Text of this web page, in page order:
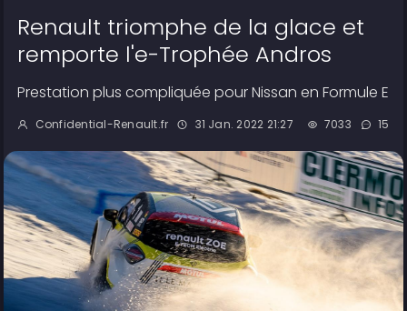
Renault triomphe de la glace et
remporte l'e-Trophée Andros
Prestation plus compliquée pour Nissan en Formule E
Confidential-Renault.fr 31 Jan. 2022 21:27 7033 15